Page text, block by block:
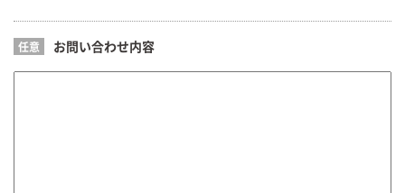
任意 お問い合わせ内容